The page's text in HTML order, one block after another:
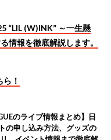
“LIL (W)INK” ～一生懸
情報を徹底解説します。
！
のライブ情報まとめ】日
の申し込み方法、グッズの